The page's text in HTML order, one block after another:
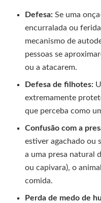
Defesa: Se uma
encurralada ou
mecanismo de
pessoas se
ou a atacarem.
Defesa de filhotes:
extremamente
que perceba como
Confusão com a
estiver agachado ou
a uma presa natural
ou capivara), o
comida.
Perda de medo de